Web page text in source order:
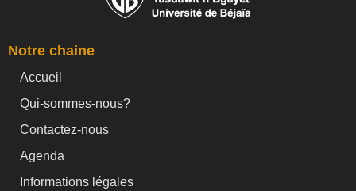
Notre chaine
Accueil
Qui-sommes-nous?
Contactez-nous
Agenda
Informations légales